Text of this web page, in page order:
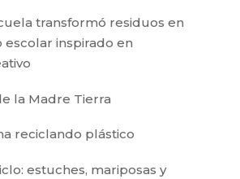
transformó residuos en
inspirado en
la Madre Tierra
reciclando plástico
estuches, mariposas y